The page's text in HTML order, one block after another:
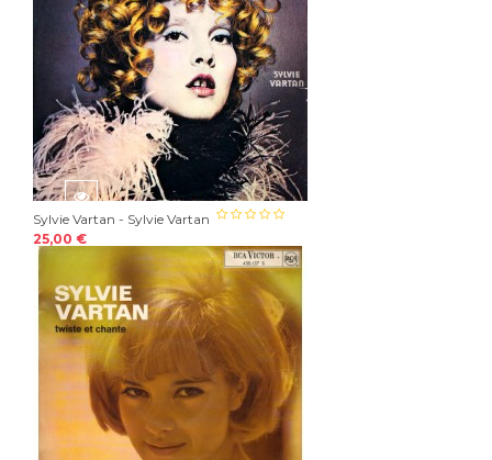
Sylvie Vartan - Sylvie Vartan
25,00 €